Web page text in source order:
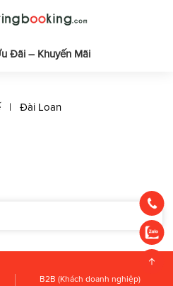
Đãi – Khuyến Mãi
| Đài Loan
B2B (Khách doanh nghiệp)